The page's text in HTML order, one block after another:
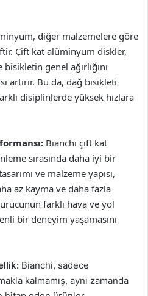
diğer malzemelere göre
Çift kat alüminyum diskler,
genel ağırlığını
artırır. Bu da, dağ bisikleti
disiplinlerde yüksek hızlara
Bianchi çift kat
sırasında daha iyi bir
ve malzeme yapısı,
az kayma ve daha fazla
farklı hava ve yol
bir deneyim yaşamasını
Bianchi, sadece
kalmamış, aynı zamanda